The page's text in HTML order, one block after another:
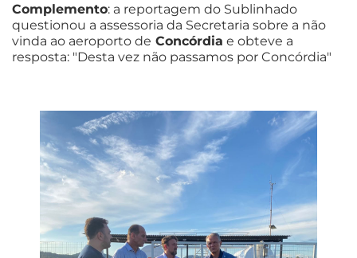
Complemento: a reportagem do Sublinhado
questionou a assessoria da Secretaria sobre a não
vinda ao aeroporto de Concórdia e obteve a
resposta: "Desta vez não passamos por Concórdia"